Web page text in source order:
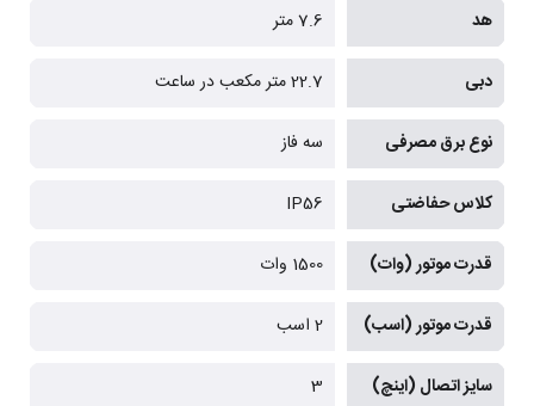
هد 7.6 متر
دبی 22.7 متر مکعب در ساعت
نوع برق مصرفی سه فاز
کلاس حفاضتی IP56
قدرت موتور (وات) 1500 وات
قدرت موتور (اسب) 2 اسب
سایز اتصال (اینچ) 3